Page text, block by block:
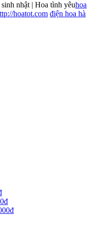
nhật | Hoa tình yêuhoa
hoatot.com điện hoa hà